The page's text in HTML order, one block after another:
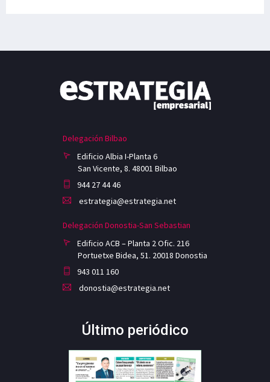
Delegación Bilbao
Edificio Albia I-Planta 6
San Vicente, 8. 48001 Bilbao
944 27 44 46
estrategia@estrategia.net
Delegación Donostia-San Sebastian
Edificio ACB – Planta 2 Ofic. 216
Portuetxe Bidea, 51. 20018 Donostia
943 011 160
donostia@estrategia.net
Último periódico